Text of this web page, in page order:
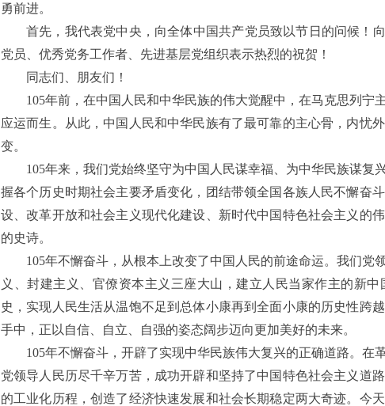
勇前进。
首先，我代表党中央，向全体中国共产党员致以节日的问候！向
党员、优秀党务工作者、先进基层党组织表示热烈的祝贺！
同志们、朋友们！
105年前，在中国人民和中华民族的伟大觉醒中，在马克思列宁
应运而生。从此，中国人民和中华民族有了最可靠的主心骨，内忧
变。
105年来，我们党始终坚守为中国人民谋幸福、为中华民族谋复
握各个历史时期社会主要矛盾变化，团结带领全国各族人民不懈奋
设、改革开放和社会主义现代化建设、新时代中国特色社会主义的
的史诗。
105年不懈奋斗，从根本上改变了中国人民的前途命运。我们党
义、封建主义、官僚资本主义三座大山，建立人民当家作主的新
史，实现人民生活从温饱不足到总体小康再到全面小康的历史性跨
手中，正以自信、自立、自强的姿态阔步迈向更加美好的未来。
105年不懈奋斗，开辟了实现中华民族伟大复兴的正确道路。在
党领导人民历尽千辛万苦，成功开辟和坚持了中国特色社会主义道
的工业化历程，创造了经济快速发展和社会长期稳定两大奇迹。今